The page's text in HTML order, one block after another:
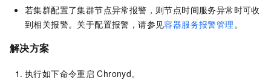
若集群配置了集群节点异常报警，则节点时间服务异常时可收
到相关报警。关于配置报警，请参见容器服务报警管理。
解决方案
执行如下命令重启 Chronyd。